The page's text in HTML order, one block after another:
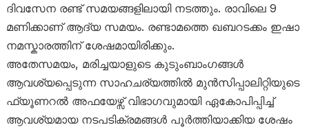
ദിവസേന രണ്ട് സമയങ്ങളിലായി നടത്തും. രാവിലെ 9
മണിക്കാണ് ആദ്യ സമയം. രണ്ടാമത്തെ ഖബറടക്കം ഇഷാ
നമസ്കാരത്തിന് ശേഷമായിരിക്കും.
അതേസമയം, മരിച്ചയാളുടെ കുടുംബാംഗങ്ങൾ
ആവശ്യപ്പെടുന്ന സാഹചര്യത്തിൽ മുൻസിപ്പാലിറ്റിയുടെ
ഫ്യൂണറൽ അഫയേഴ്സ് വിഭാഗവുമായി ഏകോപിപ്പിച്ച്
ആവശ്യമായ നടപടിക്രമങ്ങൾ പൂർത്തിയാക്കിയ ശേഷം